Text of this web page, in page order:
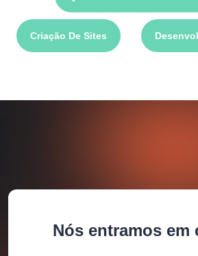
Criação De Sites
Nós entramos em